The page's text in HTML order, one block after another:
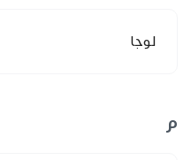
لوجا
م